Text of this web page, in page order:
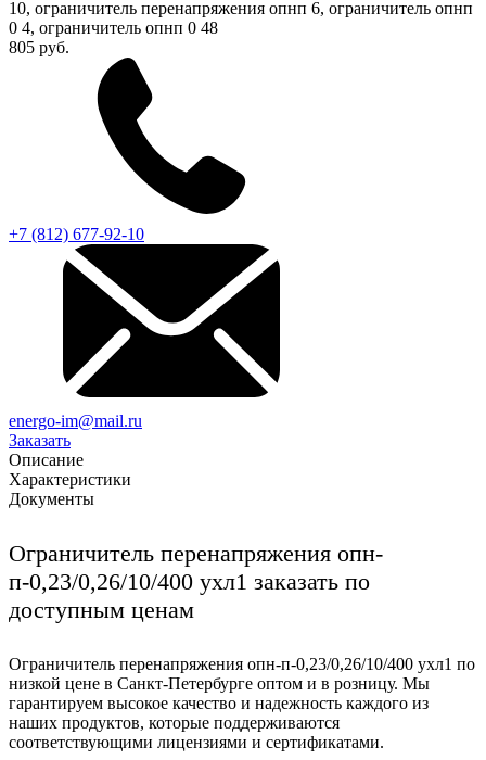
805 руб.
+7 (812) 677-92-10
energo-im@mail.ru
Заказать
Описание
Характеристики
Документы
Ограничитель перенапряжения опн-
п-0,23/0,26/10/400 ухл1 заказать по
доступным ценам
Ограничитель перенапряжения опн-п-0,23/0,26/10/400 ухл1 по
низкой цене в Санкт-Петербурге оптом и в розницу. Мы
гарантируем высокое качество и надежность каждого из
наших продуктов, которые поддерживаются
соответствующими лицензиями и сертификатами.